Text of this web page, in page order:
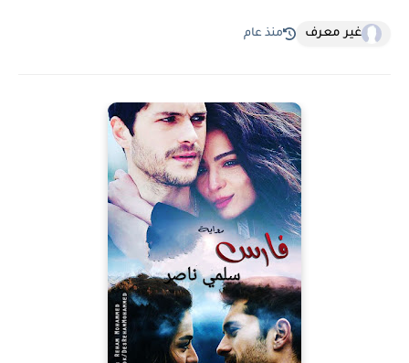
غير معرف منذ عام